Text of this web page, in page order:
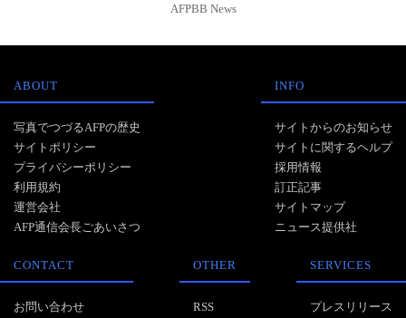
AFPBB News
ABOUT
写真でつづるAFPの歴史
サイトポリシー
プライバシーポリシー
利用規約
運営会社
AFP通信会長ごあいさつ
INFO
サイトからのお知らせ
サイトに関するヘルプ
採用情報
訂正記事
サイトマップ
ニュース提供社
CONTACT
お問い合わせ
OTHER
RSS
SERVICES
プレスリリース